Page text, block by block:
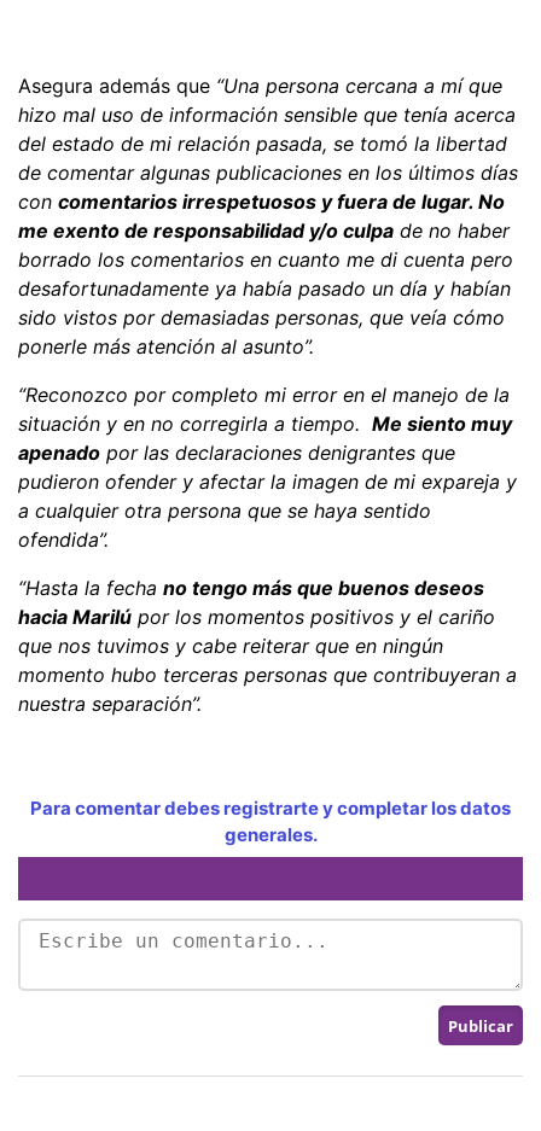
Asegura además que “Una persona cercana a mí que
hizo mal uso de información sensible que tenía acerca
del estado de mi relación pasada, se tomó la libertad
de comentar algunas publicaciones en los últimos días
con comentarios irrespetuosos y fuera de lugar. No
me exento de responsabilidad y/o culpa de no haber
borrado los comentarios en cuanto me di cuenta pero
desafortunadamente ya había pasado un día y habían
sido vistos por demasiadas personas, que veía cómo
ponerle más atención al asunto”.
“Reconozco por completo mi error en el manejo de la
situación y en no corregirla a tiempo. Me siento muy
apenado por las declaraciones denigrantes que
pudieron ofender y afectar la imagen de mi expareja y
a cualquier otra persona que se haya sentido
ofendida”.
“Hasta la fecha no tengo más que buenos deseos
hacia Marilú por los momentos positivos y el cariño
que nos tuvimos y cabe reiterar que en ningún
momento hubo terceras personas que contribuyeran a
nuestra separación”.
Para comentar debes registrarte y completar los datos
generales.